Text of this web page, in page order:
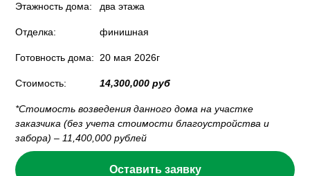
Этажность дома: два этажа
Отделка: финишная
Готовность дома: 20 мая 2026г
Стоимость: 14,300,000 руб
*Стоимость возведения данного дома на участке
заказчика (без учета стоимости благоустройства и
забора) – 11,400,000 рублей
Оставить заявку